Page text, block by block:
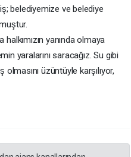
belediyemize ve belediye
yanında olmaya
yaralarını saracağız. Su gibi
üzüntüyle karşılıyor,